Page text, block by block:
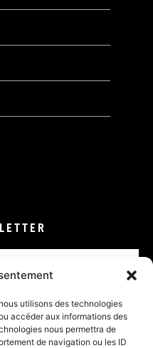
utilisons des technologies
accéder aux informations des
nous permettra de
de navigation ou les ID